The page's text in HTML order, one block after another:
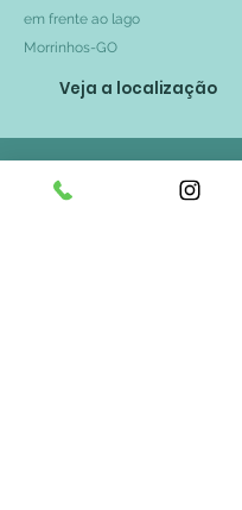
em frente ao lago
Morrinhos-GO
Veja a localização
Nossos
Contatos